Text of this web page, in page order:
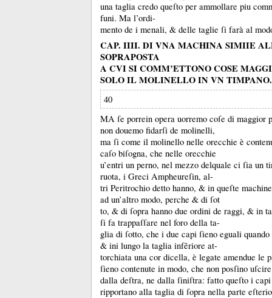
una taglia credo queſto per ammollare piu
funi. Ma l’ordi-
mento de i menali, & delle taglie ſi farà al
CAP. IIII. DI VNA MACHINA SIMIIE
SOPRAPOSTA
A CVI SI COMM’ETTONO COSE
SOLO IL MOLINELLO IN VN TIMPANO.
40
MA ſe porrein opera uorremo coſe di maggior
non douemo fidarſi de molinelli,
ma ſi come il molinello nelle orecchie è
caſo biſogna, che nelle orecchie
u’entri un perno, nel mezzo delquale ci ſia un
ruota, i Greci Ampheureſin, al-
tri Peritrochio detto hanno, & in queſte
ad un’altro modo, perche & di ſot
to, & di ſopra hanno due ordini de raggi, & in
ſi fa trappaſſare nel foro della ta-
glia di ſotto, che i due capi ſieno eguali quando
& ini lungo la taglia infẽriore at-
torchiata una cor dicella, è legate amendue le
ſieno contenute in modo, che non posſino
dalla deſtra, ne dalla ſiniſtra: fatto queſto i
ripportano alla taglia di ſopra nella parte